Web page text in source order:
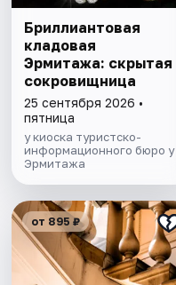
Бриллиантовая
кладовая
Эрмитажа: скрытая
сокровищница
25 сентября 2026 •
пятница
у киоска туристско-
информационного бюро у
Эрмитажа
от 895 ₽